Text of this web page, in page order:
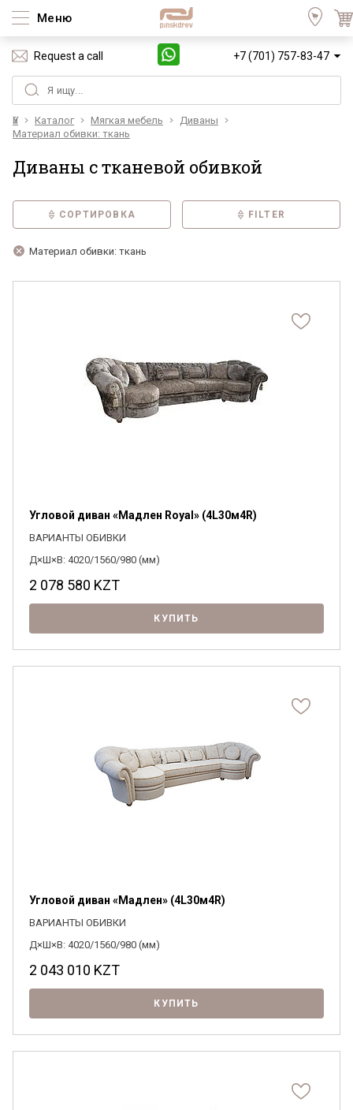
Меню
Request a call +7 (701) 757-83-47
Үй Каталог Мягкая мебель
Диваны
Материал обивки: ткань
Диваны с тканевой обивкой
СОРТИРОВКА FILTER
Материал обивки: ткань
Угловой диван «Мадлен Royal» (4L30м4R)
ВАРИАНТЫ ОБИВКИ
Д×Ш×В: 4020/1560/980 (мм)
2 078 580 KZT
КУПИТЬ
Угловой диван «Мадлен» (4L30м4R)
ВАРИАНТЫ ОБИВКИ
Д×Ш×В: 4020/1560/980 (мм)
2 043 010 KZT
КУПИТЬ